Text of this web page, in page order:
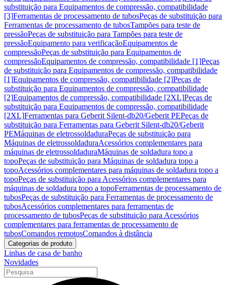
substituição para Equipamentos de compressão, compatibilidade
[3]Ferramentas de processamento de tubosPeças de substituição para
Ferramentas de processamento de tubosTampões para teste de
pressãoPeças de substituição para Tampões para teste de
pressãoEquipamento para verificaçãoEquipamentos de
compressãoPeças de substituição para Equipamentos de
compressãoEquipamentos de compressão, compatibilidade [1]Peças
de substituição para Equipamentos de compressão, compatibilidade
[1]Equipamentos de compressão, compatibilidade [2]Peças de
substituição para Equipamentos de compressão, compatibilidade
[2]Equipamentos de compressão, compatibilidade [2XL]Peças de
substituição para Equipamentos de compressão, compatibilidade
[2XL]Ferramentas para Geberit Silent-db20/Geberit PEPeças de
substituição para Ferramentas para Geberit Silent-db20/Geberit
PEMáquinas de eletrossoldaduraPeças de substituição para
Máquinas de eletrossoldaduraAcessórios complementares para
máquinas de eletrossoldaduraMáquinas de soldadura topo a
topoPeças de substituição para Máquinas de soldadura topo a
topoAcessórios complementares para máquinas de soldadura topo a
topoPeças de substituição para Acessórios complementares para
máquinas de soldadura topo a topoFerramentas de processamento de
tubosPeças de substituição para Ferramentas de processamento de
tubosAcessórios complementares para ferramentas de
processamento de tubosPeças de substituição para Acessórios
complementares para ferramentas de processamento de
tubosComandos remotosComandos à distância
Categorias de produto
Linhas de casa de banho
Novidades